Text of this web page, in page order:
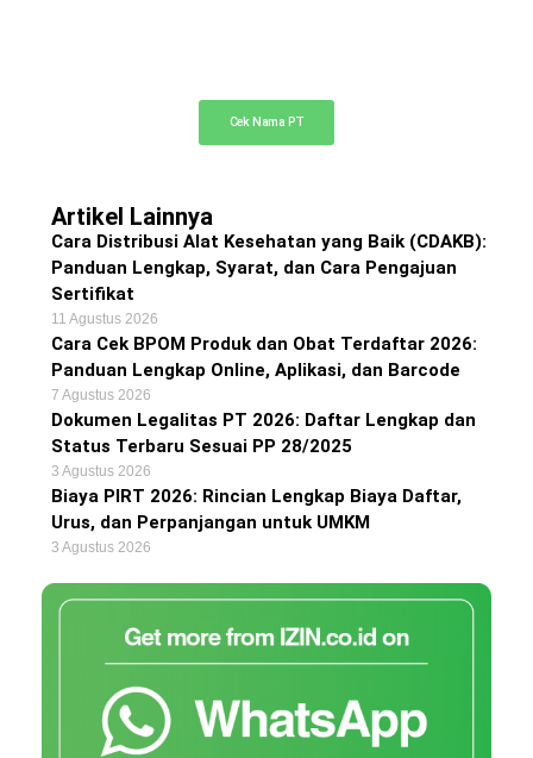
Cek Nama PT
Artikel Lainnya
Cara Distribusi Alat Kesehatan yang Baik (CDAKB):
Panduan Lengkap, Syarat, dan Cara Pengajuan
Sertifikat
11 Agustus 2026
Cara Cek BPOM Produk dan Obat Terdaftar 2026:
Panduan Lengkap Online, Aplikasi, dan Barcode
7 Agustus 2026
Dokumen Legalitas PT 2026: Daftar Lengkap dan
Status Terbaru Sesuai PP 28/2025
3 Agustus 2026
Biaya PIRT 2026: Rincian Lengkap Biaya Daftar,
Urus, dan Perpanjangan untuk UMKM
3 Agustus 2026